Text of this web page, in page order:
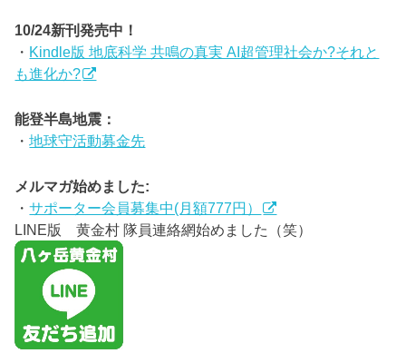
10/24新刊発売中！
・ Kindle版 地底科学 共鳴の真実 AI超管理社会か?それと
も進化か?
能登半島地震：
・地球守活動募金先
メルマガ始めました:
・サポーター会員募集中(月額777円）
LINE版 黄金村 隊員連絡網始めました（笑）